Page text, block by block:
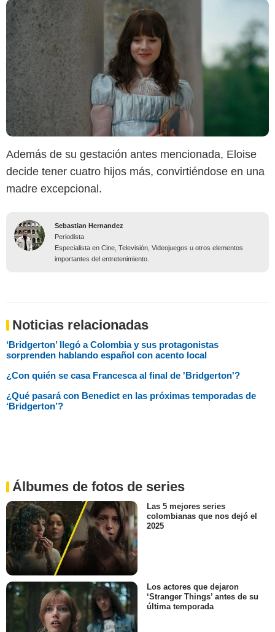
Además de su gestación antes mencionada, Eloise
decide tener cuatro hijos más, convirtiéndose en una
madre excepcional.
Sebastian Hernandez
Periodista
Especialista en Cine, Televisión, Videojuegos u otros elementos
importantes del entretenimiento.
Noticias relacionadas
‘Bridgerton’ llegó a Colombia y sus protagonistas
sorprenden hablando español con acento local
¿Con quién se casa Francesca al final de 'Bridgerton'?
¿Qué pasará con Benedict en las próximas temporadas de
‘Bridgerton’?
Álbumes de fotos de series
Las 5 mejores series
colombianas que nos dejó el
2025
Los actores que dejaron
‘Stranger Things’ antes de su
última temporada